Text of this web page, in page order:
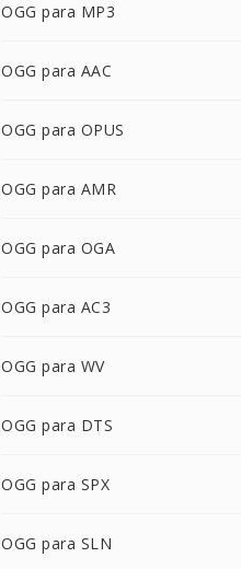
OGG para MP3
OGG para AAC
OGG para OPUS
OGG para AMR
OGG para OGA
OGG para AC3
OGG para WV
OGG para DTS
OGG para SPX
OGG para SLN